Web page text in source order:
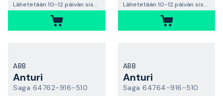
Lähetetään 10-12 päivän sisällä Lähetetään 10-12 päivän sisällä
ABB
Anturi
Saga 64762-916-510
ABB
Anturi
Saga 64764-916-510